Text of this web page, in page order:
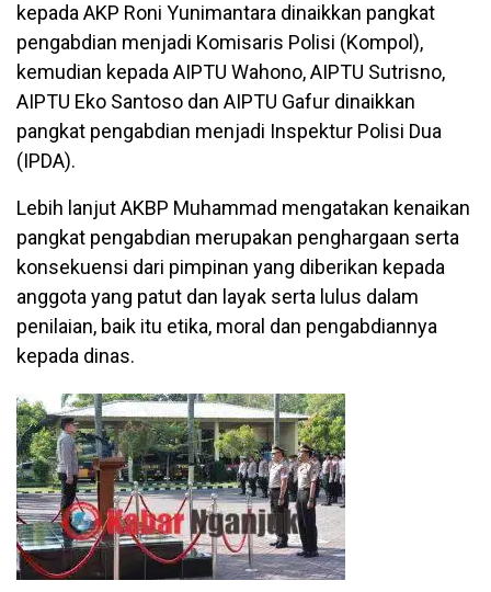
kepada AKP Roni Yunimantara dinaikkan pangkat
pengabdian menjadi Komisaris Polisi (Kompol),
kemudian kepada AIPTU Wahono, AIPTU Sutrisno,
AIPTU Eko Santoso dan AIPTU Gafur dinaikkan
pangkat pengabdian menjadi Inspektur Polisi Dua
(IPDA).
Lebih lanjut AKBP Muhammad mengatakan kenaikan
pangkat pengabdian merupakan penghargaan serta
konsekuensi dari pimpinan yang diberikan kepada
anggota yang patut dan layak serta lulus dalam
penilaian, baik itu etika, moral dan pengabdiannya
kepada dinas.